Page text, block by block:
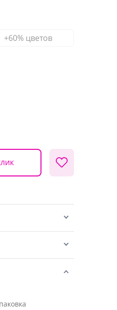
+60% цветов